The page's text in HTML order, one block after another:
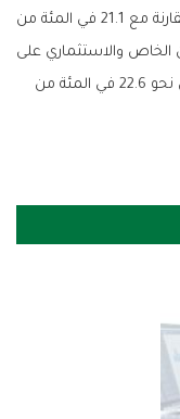
المئة، وبمساهمة 21.6 في المئة في 2025 مقارنة مع 21.1 في المئة من
السكن الخاص والاستثماري على
77.4 في المئة من سيولة سوق العقار، تاركين نحو 22.6 في المئة من